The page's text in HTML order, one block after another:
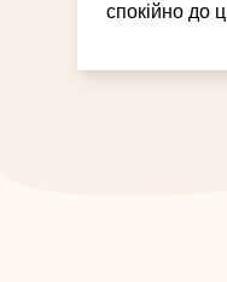
спокійно до